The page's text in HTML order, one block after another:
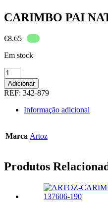
CARIMBO PAI
€8.65
Em stock
Quantidade
de
CARIMBO
PAI
NATAL
137606-
Adicionar
REF: 342-879
Informação adicional
Marca Artoz
Produtos